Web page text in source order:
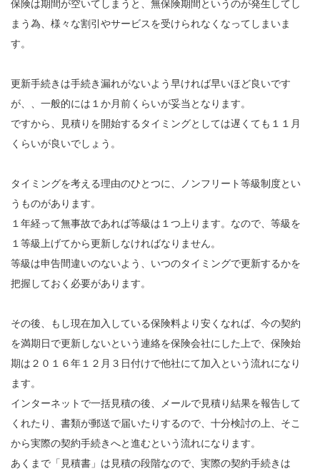
保険は期間が空いてしまうと、無保険期間というのが発生してし
まう為、様々な割引やサービスを受けられなくなってしまいま
す。
更新手続きは手続き漏れがないよう早ければ早いほど良いです
が、、一般的には１か月前くらいが妥当となります。
ですから、見積りを開始するタイミングとしては遅くても１１月
くらいが良いでしょう。
タイミングを考える理由のひとつに、ノンフリート等級制度とい
うものがあります。
１年経って無事故であれば等級は１つ上ります。なので、等級を
１等級上げてから更新しなければなりません。
等級は申告間違いのないよう、いつのタイミングで更新するかを
把握しておく必要があります。
その後、もし現在加入している保険料より安くなれば、今の契約
を満期日で更新しないという連絡を保険会社にした上で、保険始
期は２０１６年１２月３日付けで他社にて加入という流れになり
ます。
インターネットで一括見積の後、メールで見積り結果を報告して
くれたり、書類が郵送で届いたりするので、十分検討の上、そこ
から実際の契約手続きへと進むという流れになります。
あくまで「見積書」は見積の段階なので、実際の契約手続きは